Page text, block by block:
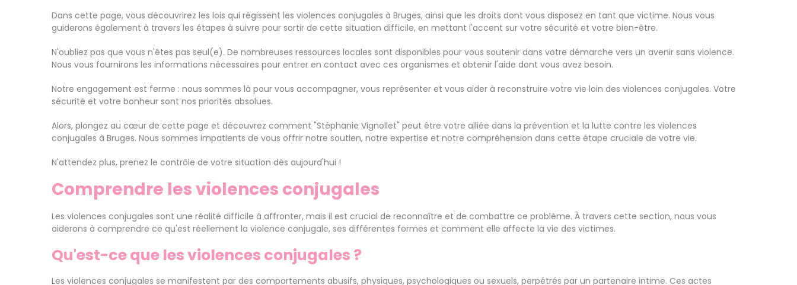
Dans cette page, vous découvrirez les lois qui régissent les violences conjugales à Bruges, ainsi que les droits dont vous disposez en tant que victime. Nous vous
guiderons également à travers les étapes à suivre pour sortir de cette situation difficile, en mettant l'accent sur votre sécurité et votre bien-être.
N'oubliez pas que vous n'êtes pas seul(e). De nombreuses ressources locales sont disponibles pour vous soutenir dans votre démarche vers un avenir sans violence.
Nous vous fournirons les informations nécessaires pour entrer en contact avec ces organismes et obtenir l'aide dont vous avez besoin.
Notre engagement est ferme : nous sommes là pour vous accompagner, vous représenter et vous aider à reconstruire votre vie loin des violences conjugales. Votre
sécurité et votre bonheur sont nos priorités absolues.
Alors, plongez au cœur de cette page et découvrez comment "Stéphanie Vignollet" peut être votre alliée dans la prévention et la lutte contre les violences
conjugales à Bruges. Nous sommes impatients de vous offrir notre soutien, notre expertise et notre compréhension dans cette étape cruciale de votre vie.
N'attendez plus, prenez le contrôle de votre situation dès aujourd'hui !
Comprendre les violences conjugales
Les violences conjugales sont une réalité difficile à affronter, mais il est crucial de reconnaître et de combattre ce problème. À travers cette section, nous vous
aiderons à comprendre ce qu'est réellement la violence conjugale, ses différentes formes et comment elle affecte la vie des victimes.
Qu'est-ce que les violences conjugales ?
Les violences conjugales se manifestent par des comportements abusifs, physiques, psychologiques ou sexuels, perpétrés par un partenaire intime. Ces actes